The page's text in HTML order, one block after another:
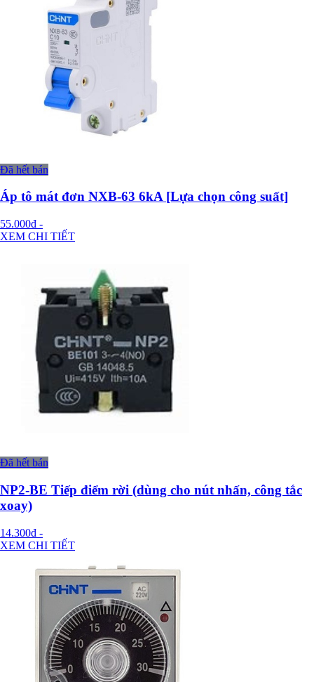
Đã hết bán
Áp tô mát đơn NXB-63 6kA [Lựa chọn công suất]
55.000đ -
XEM CHI TIẾT
Đã hết bán
NP2-BE Tiếp điểm rời (dùng cho nút nhấn, công tắc
xoay)
14.300đ -
XEM CHI TIẾT